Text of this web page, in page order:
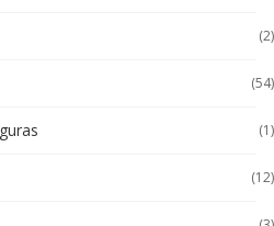
(2)
(54)
(1)
(12)